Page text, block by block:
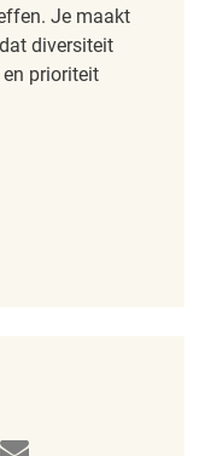
Je maakt
diversiteit
prioriteit